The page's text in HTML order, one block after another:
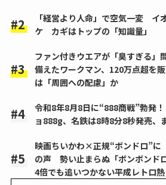
「経営より人命」で空気一変 イ
ケ カギはトップの「知識量」
ファン付きウエアが「臭すぎる
備えたワークマン、120万点超を
は「周囲への配慮」か
令和8年8月8日に“888商戦”勃発
ョ888g、名鉄は8時8分8秒発売、
映画ちいかわ×正規“ボンドロ”に
の声 勢い止まらぬ「ボンボンド
4倍でも追いつかない平成レトロ熱